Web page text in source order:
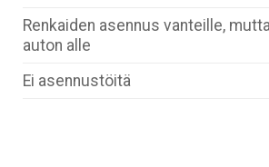
Renkaiden asennus vanteille,
auton alle
Ei asennustöitä